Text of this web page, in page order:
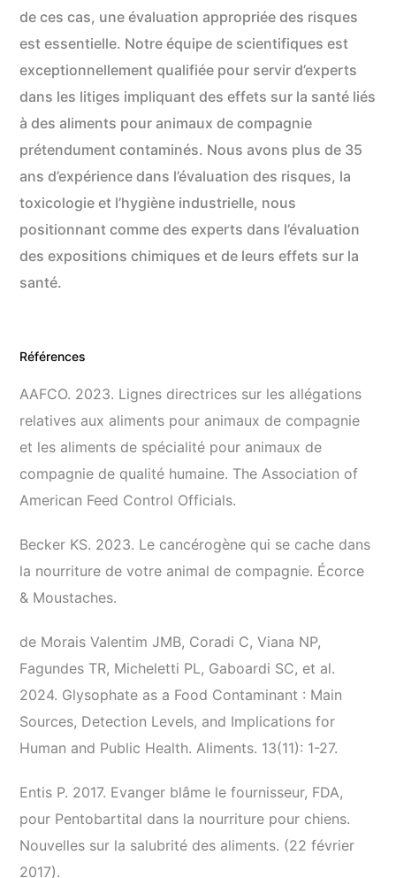
de ces cas, une évaluation appropriée des risques
est essentielle. Notre équipe de scientifiques est
exceptionnellement qualifiée pour servir d’experts
dans les litiges impliquant des effets sur la santé liés
à des aliments pour animaux de compagnie
prétendument contaminés. Nous avons plus de 35
ans d’expérience dans l’évaluation des risques, la
toxicologie et l’hygiène industrielle, nous
positionnant comme des experts dans l’évaluation
des expositions chimiques et de leurs effets sur la
santé.
Références
AAFCO. 2023. Lignes directrices sur les allégations
relatives aux aliments pour animaux de compagnie
et les aliments de spécialité pour animaux de
compagnie de qualité humaine. The Association of
American Feed Control Officials.
Becker KS. 2023. Le cancérogène qui se cache dans
la nourriture de votre animal de compagnie. Écorce
& Moustaches.
de Morais Valentim JMB, Coradi C, Viana NP,
Fagundes TR, Micheletti PL, Gaboardi SC, et al.
2024. Glysophate as a Food Contaminant : Main
Sources, Detection Levels, and Implications for
Human and Public Health. Aliments. 13(11): 1-27.
Entis P. 2017. Evanger blâme le fournisseur, FDA,
pour Pentobartital dans la nourriture pour chiens.
Nouvelles sur la salubrité des aliments. (22 février
2017).